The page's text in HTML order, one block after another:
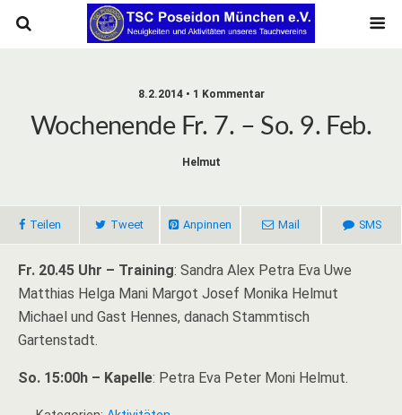
8.2.2014 • 1 Kommentar
Wochenende Fr. 7. – So. 9. Feb.
Helmut
Teilen Tweet Anpinnen Mail SMS
Fr. 20.45 Uhr – Training: Sandra Alex Petra Eva Uwe
Matthias Helga Mani Margot Josef Monika Helmut
Michael und Gast Hennes, danach Stammtisch
Gartenstadt.
So. 15:00h – Kapelle: Petra Eva Peter Moni Helmut.